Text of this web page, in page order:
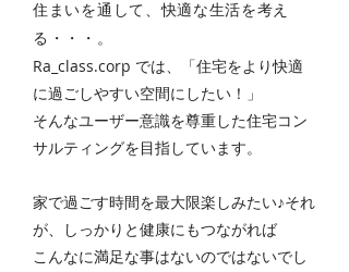
​住まいを通して、快適な生活を考え
る・・・。
Ra_class.corp では、「住宅をより快適
に過ごしやすい空間にしたい！」
そんなユーザー意識を尊重した住宅コン
サルティングを目指しています。
家で過ごす時間を最大限楽しみたい♪それ
が、しっかりと健康にもつながれば
こんなに満足な事はないのではないでし